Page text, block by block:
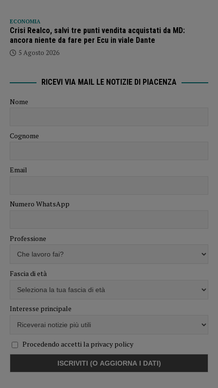
ECONOMIA
Crisi Realco, salvi tre punti vendita acquistati da MD:
ancora niente da fare per Ecu in viale Dante
5 Agosto 2026
RICEVI VIA MAIL LE NOTIZIE DI PIACENZA
Nome
Cognome
Email
Numero WhatsApp
Professione
Fascia di età
Interesse principale
Procedendo accetti la privacy policy